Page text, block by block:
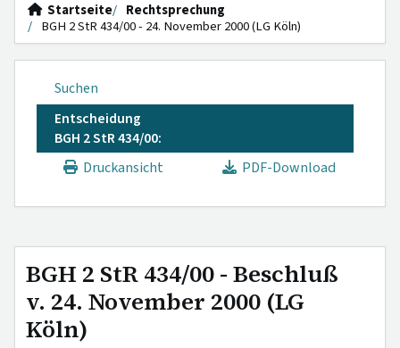
Startseite
Rechtsprechung
BGH 2 StR 434/00 - 24. November 2000 (LG Köln)
Suchen
Entscheidung
BGH 2 StR 434/00:
Druckansicht
PDF-Download
BGH 2 StR 434/00 - Beschluß
v. 24. November 2000 (LG
Köln)